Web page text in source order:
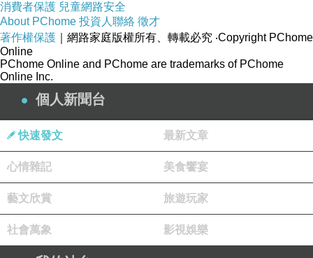
消費者保護 兒童網路安全
About PChome 投資人聯絡 徵才
著作權保護 ｜網路家庭版權所有、轉載必究 ‧Copyright PChome
Online
PChome Online and PChome are trademarks of PChome
Online Inc.
個人新聞台
快速發文 最新文章
心情雜記 美食饗宴
藝文欣賞 旅遊玩家
社會萬象 影視娛樂